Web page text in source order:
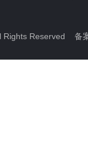
器设备
相仪
Rights Reserved 备